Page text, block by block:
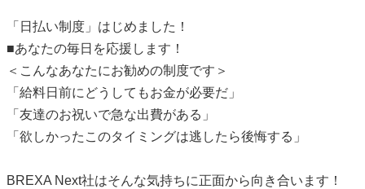
「日払い制度」はじめました！
■あなたの毎日を応援します！
＜こんなあなたにお勧めの制度です＞
「給料日前にどうしてもお金が必要だ」
「友達のお祝いで急な出費がある」
「欲しかったこのタイミングは逃したら後悔する」
BREXA Next社はそんな気持ちに正面から向き合います！